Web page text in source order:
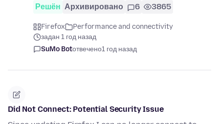
Решён Архивировано 6 3865
Firefox
Performance and connectivity
задан 1 год назад
SuMo Botотвечено1 год назад
Did Not Connect: Potential Security Issue